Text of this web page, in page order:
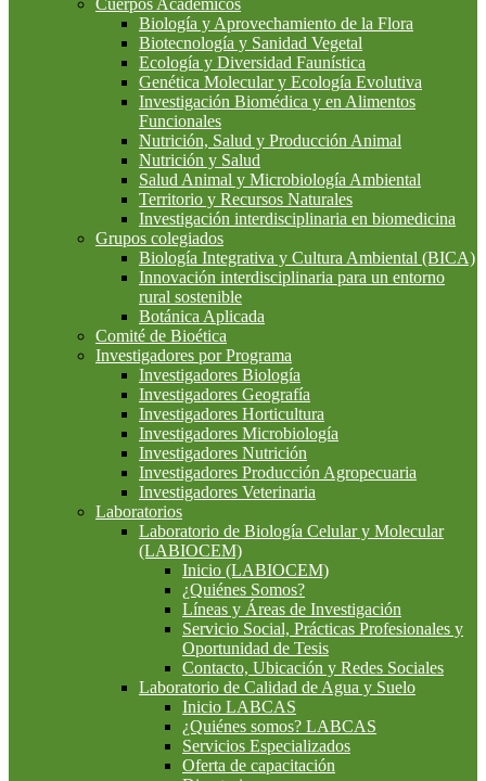
Cuerpos Académicos
Biología y Aprovechamiento de la Flora
Biotecnología y Sanidad Vegetal
Ecología y Diversidad Faunística
Genética Molecular y Ecología Evolutiva
Investigación Biomédica y en Alimentos
Funcionales
Nutrición, Salud y Producción Animal
Nutrición y Salud
Salud Animal y Microbiología Ambiental
Territorio y Recursos Naturales
Investigación interdisciplinaria en biomedicina
Grupos colegiados
Biología Integrativa y Cultura Ambiental (BICA)
Innovación interdisciplinaria para un entorno
rural sostenible
Botánica Aplicada
Comité de Bioética
Investigadores por Programa
Investigadores Biología
Investigadores Geografía
Investigadores Horticultura
Investigadores Microbiología
Investigadores Nutrición
Investigadores Producción Agropecuaria
Investigadores Veterinaria
Laboratorios
Laboratorio de Biología Celular y Molecular
(LABIOCEM)
Inicio (LABIOCEM)
¿Quiénes Somos?
Líneas y Áreas de Investigación
Servicio Social, Prácticas Profesionales y
Oportunidad de Tesis
Contacto, Ubicación y Redes Sociales
Laboratorio de Calidad de Agua y Suelo
Inicio LABCAS
¿Quiénes somos? LABCAS
Servicios Especializados
Oferta de capacitación